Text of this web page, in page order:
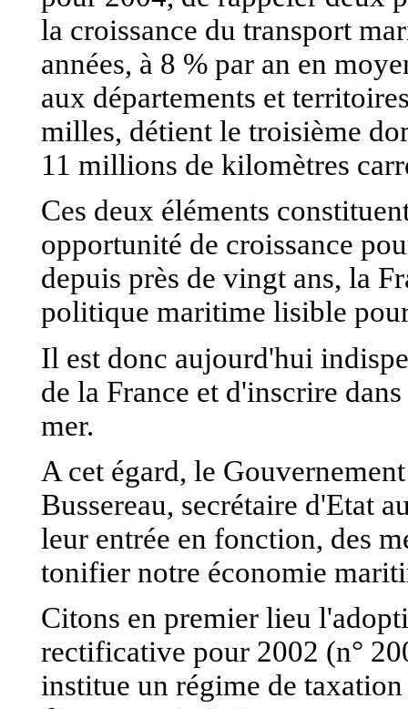
la croissance du transport
années, à 8 % par an en
aux départements et
milles, détient le troisième
11 millions de kilomètres
Ces deux éléments
opportunité de croissance
depuis près de vingt ans, la
politique maritime lisible
Il est donc aujourd'hui
de la France et d'inscrire
mer.
A cet égard, le
Bussereau, secrétaire d'Etat
leur entrée en fonction, des
tonifier notre économie
Citons en premier lieu
rectificative pour 2002 (n°
institue un régime de